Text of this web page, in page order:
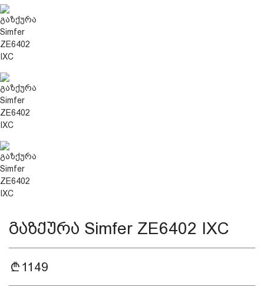
მთავარი
ჩვენ შესახებ
პროდუქცია
პერსონალურ მონაცემთა
დაცვის პოლიტიკა
მიწოდების პირობები
საკონტაქტო ინფორმაცია
წესები და პირობები
გაზქურა Simfer ZE6402 IXC
1149